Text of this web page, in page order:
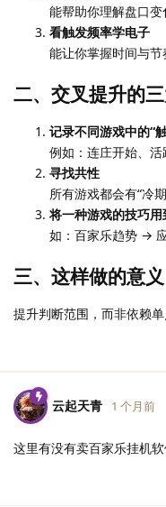
能帮助你理解盘口变
看触发频率学电子
能让你掌握时间与节
二、交叉提升的
记录不同游戏中的“
例如：连庄开始、活
寻找共性
所有游戏都会有“冷期
将一种游戏的技巧
如：百家乐趋势 →
三、这样做的意义
提升判断范围，而非依赖单
云起天青 1 个月前
这里有没有卖百家乐挂机